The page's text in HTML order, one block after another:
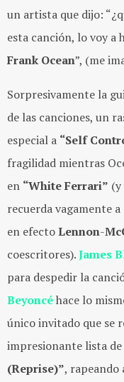
un artista que dijo:
esta canción, lo voy a
Frank Ocean”, (me
Sorpresivamente la
de las canciones, un
especial a “Self
fragilidad mientras
en “White Ferrari”
recuerda vagamente a
en efectoLennon-
coescritores).James
para despedir la
Beyoncéhace lo
único invitado que se
impresionante lista de
(Reprise)”, rapeando